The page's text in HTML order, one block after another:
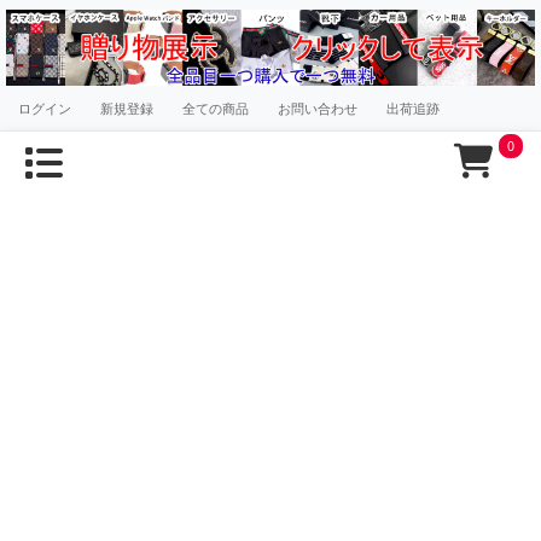
ログイン 新規登録 全ての商品 お問い合わせ 出荷追跡
0